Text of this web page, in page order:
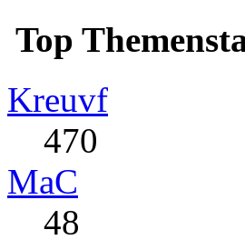
Top
Kreuvf
470
MaC
48